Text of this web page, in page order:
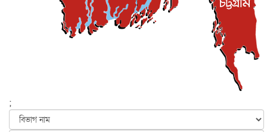
বেনজীর আহমেদের সঙ্গে পরীমনির ঘনিষ্ঠ সম্পর্ক ছিল : নাসির
মাহম...
জাতীয় ৫ আগস্ট, ২০২৬
হরমুজ নিয়ে ইরান-মার্কিন চুক্তি হতে পারে আজ : মার্কিন অর্থমন...
৫ আগস্ট, ২০২৬
পৃথিবীর দিকে আসছে বিধ্বংসী বস্তু, পারমাণবিক বোমা দিয়ে করা
আন্তর্জাতিক ৫ আগস্ট, ২০২৬
;